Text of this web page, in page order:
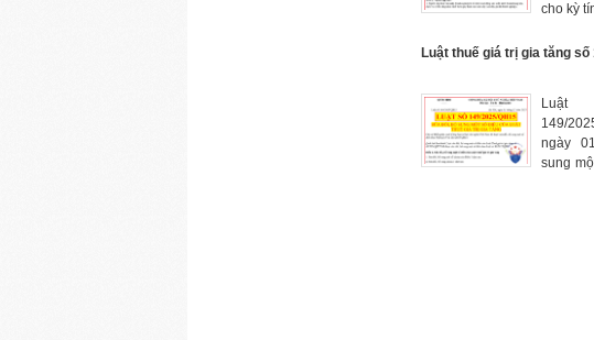
cho kỳ
Luật thuế giá trị gia tăng số
149/
ngày
sung